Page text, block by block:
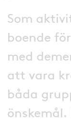
Som
boende
med
att vara
båda